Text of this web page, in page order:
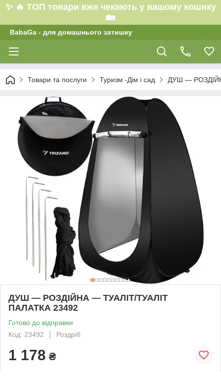
✨ 🔥 ТОП товари вже чекають у вашому кошику
🏡
BabaGa - для домашнього затишку
Товари та послуги Туризм -Дім і сад ДУШ —
ДУШ — РОЗДІЙНА — ТУАЛІТ/ТУАЛІТ
ПАЛАТКА 23492
Готово до відправки
Код: 23492
Роздріб
1 178 ₴